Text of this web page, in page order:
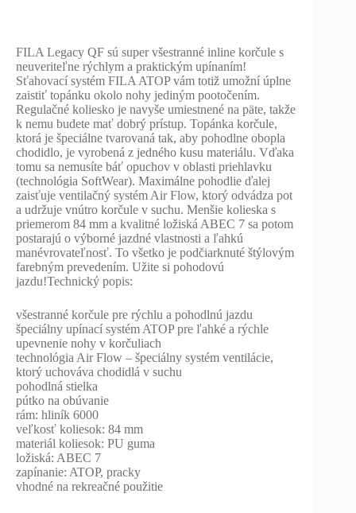
FILA Legacy QF sú super všestranné inline korčule s
neuveriteľne rýchlym a praktickým upínaním!
Sťahovací systém FILA ATOP vám totiž umožní úplne
zaistiť topánku okolo nohy jediným pootočením.
Regulačné koliesko je navyše umiestnené na päte, takže
k nemu budete mať dobrý prístup. Topánka korčule,
ktorá je špeciálne tvarovaná tak, aby pohodlne obopla
chodidlo, je vyrobená z jedného kusu materiálu. Vďaka
tomu sa nemusíte báť opuchov v oblasti priehlavku
(technológia SoftWear). Maximálne pohodlie ďalej
zaisťuje ventilačný systém Air Flow, ktorý odvádza pot
a udržuje vnútro korčule v suchu. Menšie kolieska s
priemerom 84 mm a kvalitné ložiská ABEC 7 sa potom
postarajú o výborné jazdné vlastnosti a ľahkú
manévrovateľnosť. To všetko je podčiarknuté štýlovým
farebným prevedením. Užite si pohodovú
jazdu!Technický popis:
všestranné korčule pre rýchlu a pohodlnú jazdu
špeciálny upínací systém ATOP pre ľahké a rýchle
upevnenie nohy v korčuliach
technológia Air Flow – špeciálny systém ventilácie,
ktorý uchováva chodidlá v suchu
pohodlná stielka
pútko na obúvanie
rám: hliník 6000
veľkosť koliesok: 84 mm
materiál koliesok: PU guma
ložiská: ABEC 7
zapínanie: ATOP, pracky
vhodné na rekreačné použitie